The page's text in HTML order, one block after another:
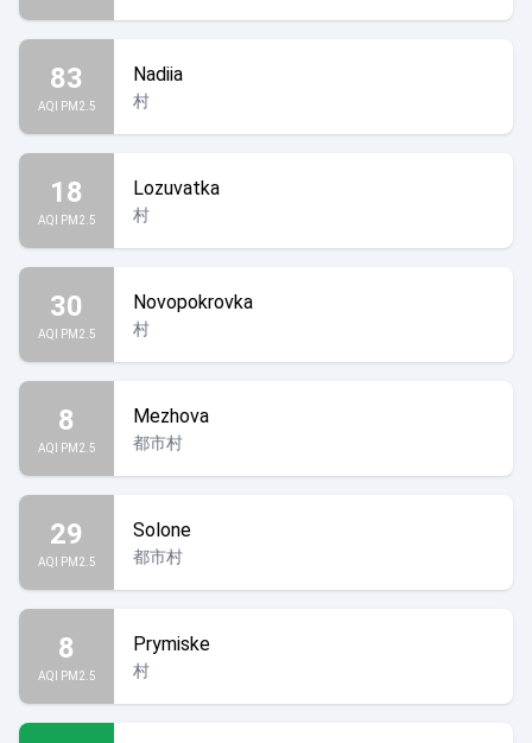
83
AQI PM2.5
Nadiia
村
18
AQI PM2.5
Lozuvatka
村
30
AQI PM2.5
Novopokrovka
村
8
AQI PM2.5
Mezhova
都市村
29
AQI PM2.5
Solone
都市村
8
AQI PM2.5
Prymiske
村